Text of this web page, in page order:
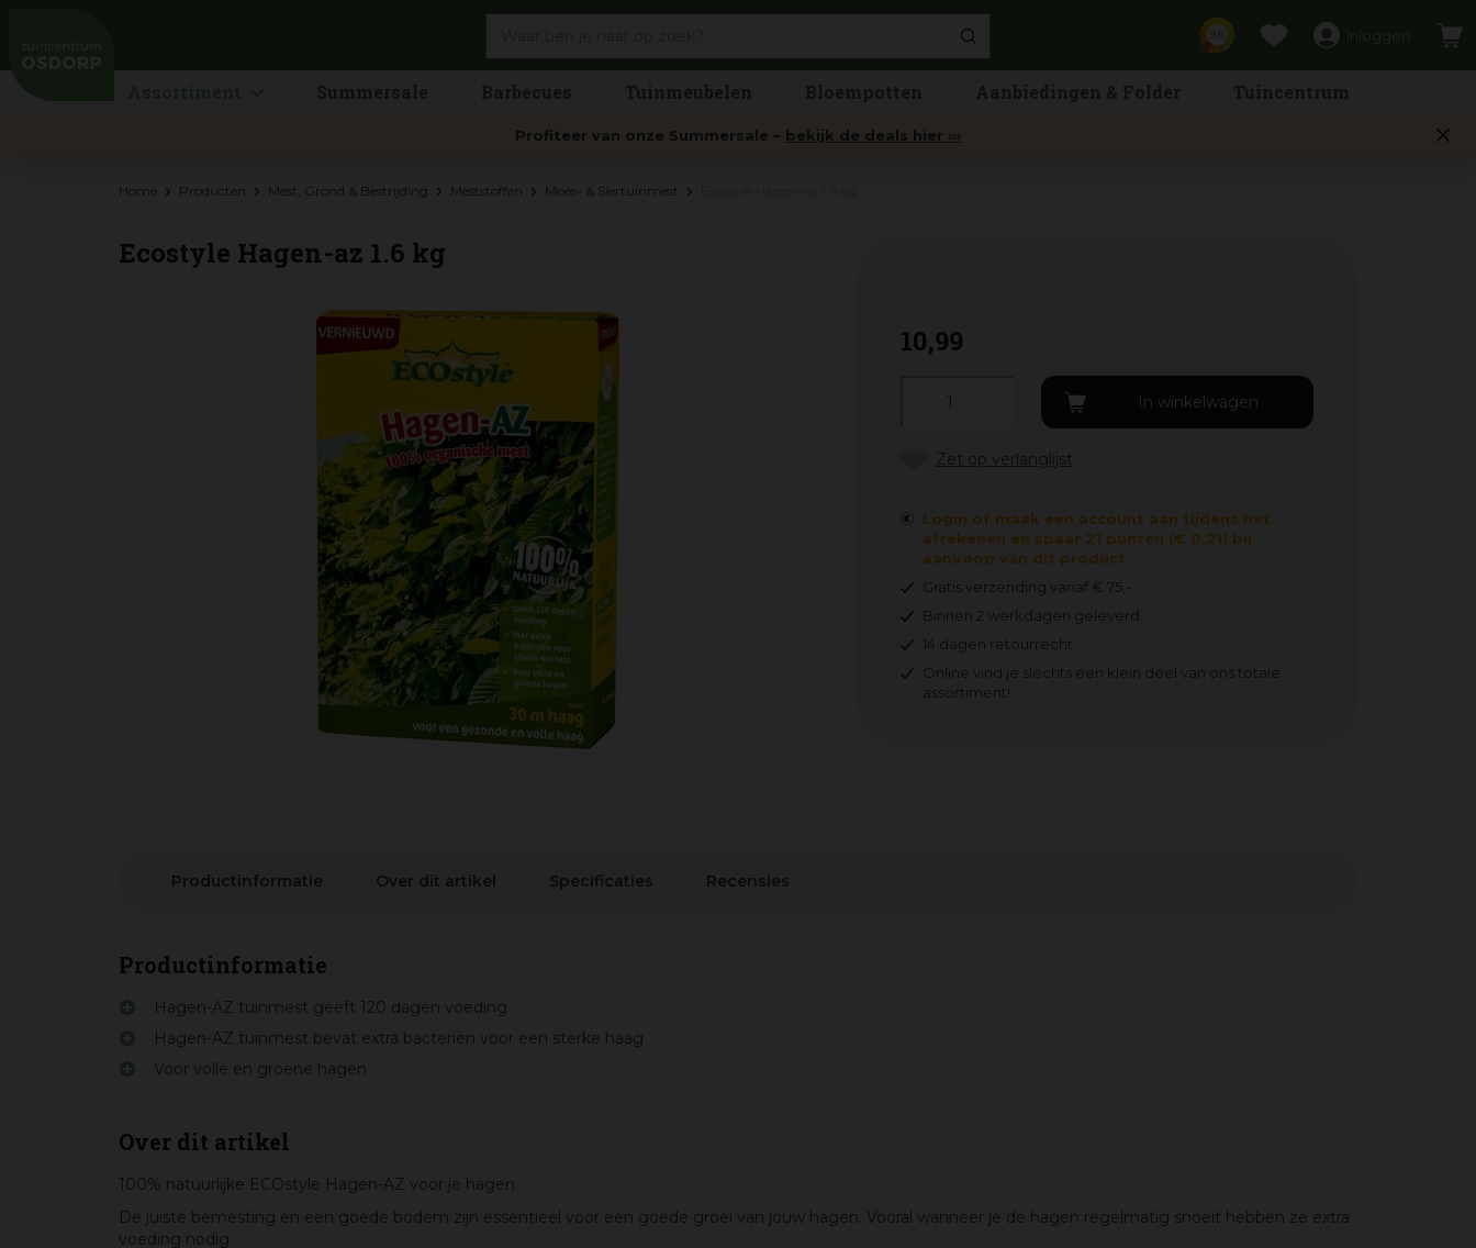
Home Producten Mest, Grond & Bestrijding Meststoffen Moes- & Siertuinmest
Summersale Barbecues Tuinmeubelen Bloempotten Aanbiedingen & Folder Tuincentrum
Profiteer van onze Summersale – bekijk de deals hier ›››
Ecostyle Hagen-az 1.6 kg
10,99
Login of maak een account aan tijdens het
afrekenen en spaar 21 punten (€ 0,21) bij
aankoop van dit product.
Gratis verzending vanaf € 75,-
Binnen 2 werkdagen geleverd.
14 dagen retourrecht.
Online vind je slechts een klein deel van ons totale
assortiment!
Productinformatie Over dit artikel Specificaties Recensies
Productinformatie
Hagen-AZ tuinmest geeft 120 dagen voeding
Hagen-AZ tuinmest bevat extra bacteriën voor een sterke haag
Voor volle en groene hagen
Over dit artikel
100% natuurlijke ECOstyle Hagen-AZ voor je hagen
De juiste bemesting en een goede bodem zijn essentieel voor een goede groei van jouw hagen. Vooral wanneer je de hagen regelmatig snoeit hebben ze extra
voeding nodig.